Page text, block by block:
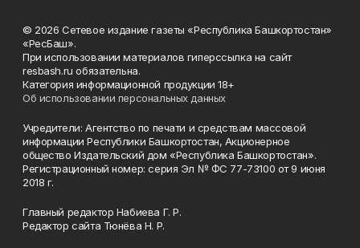
© 2026 Сетевое издание газеты «Республика Башкортостан»
«РесБаш».
При использовании материалов гиперссылка на сайт
resbash.ru обязательна.
Категория информационной продукции 18+
Об использовании персональных данных
Учредители: Агентство по печати и средствам массовой
информации Республики Башкортостан, Акционерное
общество Издательский дом «Республика Башкортостан».
Регистрационный номер: серия Эл № ФС 77-73100 от 9 июня
2018 г.
Главный редактор Набиева Г. Р.
Редактор сайта Тюнёва Н. Р.